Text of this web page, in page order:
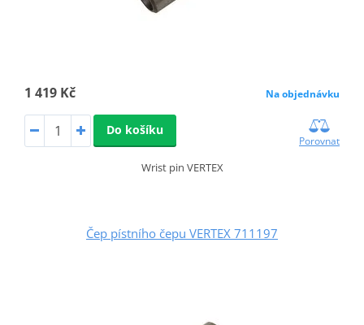
1 419 Kč Na objednávku
Do košíku
Porovnat
Wrist pin VERTEX
Čep pístního čepu VERTEX 711197